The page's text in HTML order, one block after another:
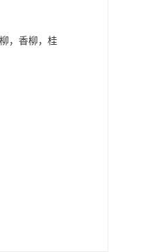
，香柳，桂